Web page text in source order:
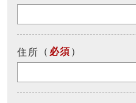
住所 （ 必須 ）